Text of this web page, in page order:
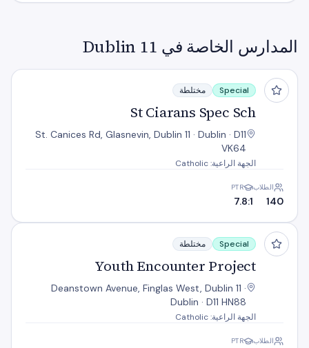
المدارس الخاصة في Dublin 11
St Ciarans Spec Sch
Special مختلطة
St Ciarans Spec Sch
St. Canices Rd, Glasnevin, Dublin 11 · Dublin · D11
VK64
الجهة الراعية: Catholic
الطلاب
140
PTR
7.8:1
Youth Encounter Project
Special مختلطة
Youth Encounter Project
Deanstown Avenue, Finglas West, Dublin 11 ·
Dublin · D11 HN88
الجهة الراعية: Catholic
الطلاب PTR